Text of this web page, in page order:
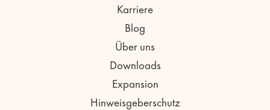
Karriere
Blog
Über uns
Downloads
Expansion
Hinweisgeberschutz